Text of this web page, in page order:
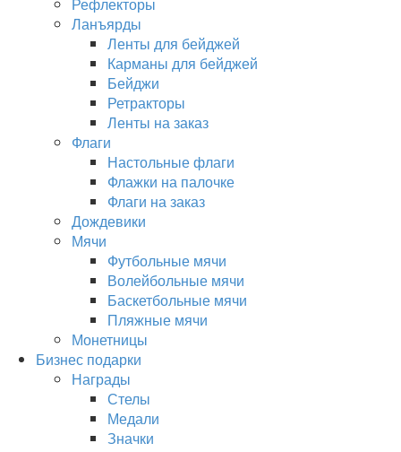
Ланъярды
Ленты для бейджей
Карманы для бейджей
Бейджи
Ретракторы
Ленты на заказ
Флаги
Настольные флаги
Флажки на палочке
Флаги на заказ
Дождевики
Мячи
Футбольные мячи
Волейбольные мячи
Баскетбольные мячи
Пляжные мячи
Монетницы
Бизнес подарки
Награды
Стелы
Медали
Значки